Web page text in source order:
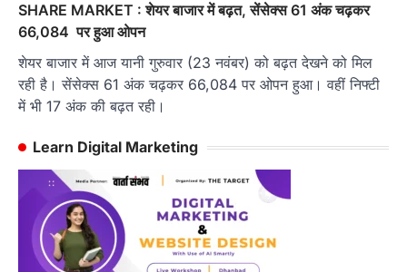
SHARE MARKET : शेयर बाजार में बढ़त, सेंसेक्स 61 अंक चढ़कर
66,084 पर हुआ ओपन
शेयर बाजार में आज यानी गुरुवार (23 नवंबर) को बढ़त देखने को मिल
रही है। सेंसेक्स 61 अंक चढ़कर 66,084 पर ओपन हुआ। वहीं निफ्टी
में भी 17 अंक की बढ़त रही।
Learn Digital Marketing